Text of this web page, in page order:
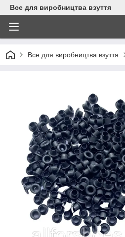
Все для виробництва взуття
Все для виробництва взуття